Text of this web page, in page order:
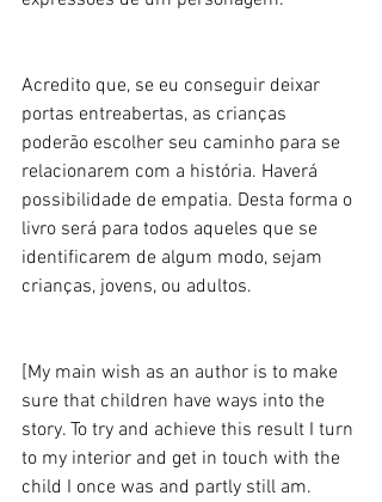
Acredito que, se eu conseguir deixar
portas entreabertas, as crianças
poderão escolher seu caminho para se
relacionarem com a história. Haverá
possibilidade de empatia. Desta forma o
livro será para todos aqueles que se
identificarem de algum modo, sejam
crianças, jovens, ou adultos.
[My main wish as an author is to make
sure that children have ways into the
story. To try and achieve this result I turn
to my interior and get in touch with the
child I once was and partly still am.